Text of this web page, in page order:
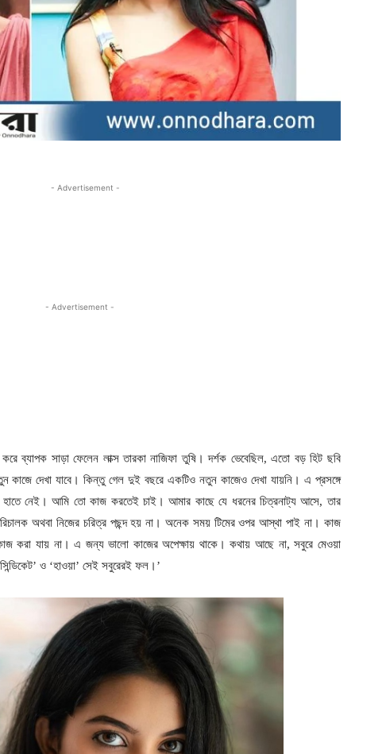
- Advertisement -
- Advertisement -
ব্যাপক সাড়া ফেলেন লাক্স তারকা নাজিফা তুষি। দর্শক ভেবেছিল, এতো বড় হিট ছবি
কাজে দেখা যাবে। কিন্তু গেল দুই বছরে একটিও নতুন কাজেও দেখা যায়নি। এ প্রসঙ্গে
নেই। আমি তো কাজ করতেই চাই। আমার কাছে যে ধরনের চিত্রনাট্য আসে, তার
অথবা নিজের চরিত্র পছন্দ হয় না। অনেক সময় টিমের ওপর আস্থা পাই না। কাজ
করা যায় না। এ জন্য ভালো কাজের অপেক্ষায় থাকে। কথায় আছে না, সবুরে মেওয়া
ও ‘হাওয়া’ সেই সবুরেরই ফল।’